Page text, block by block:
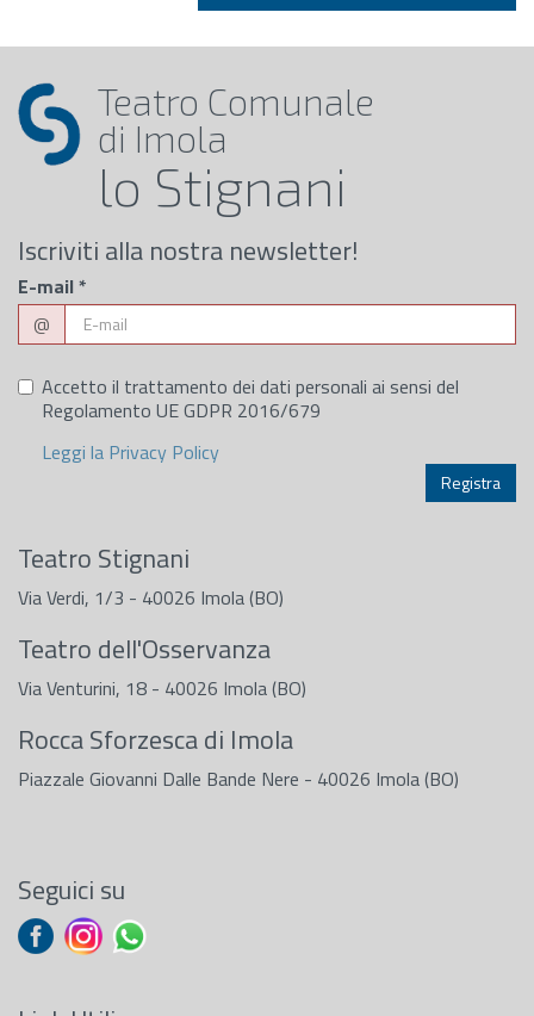
Teatro Comunale
di Imola
lo Stignani
Iscriviti alla nostra newsletter!
E-mail*
@
Accetto il trattamento dei dati personali ai sensi del
Regolamento UE GDPR 2016/679
Leggi la Privacy Policy
Teatro Stignani
Via Verdi, 1/3 - 40026 Imola (BO)
Teatro dell'Osservanza
Via Venturini, 18 - 40026 Imola (BO)
Rocca Sforzesca di Imola
Piazzale Giovanni Dalle Bande Nere - 40026 Imola (BO)
Seguici su